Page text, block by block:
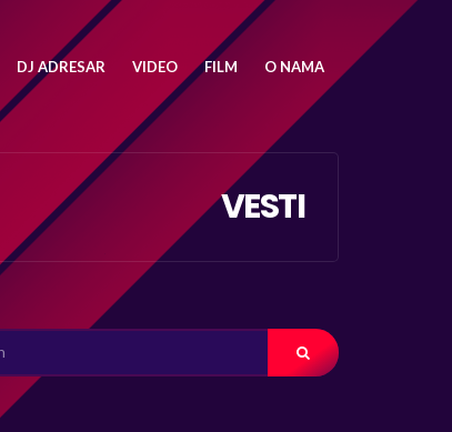
DJ ADRESAR VIDEO FILM O NAMA
VESTI